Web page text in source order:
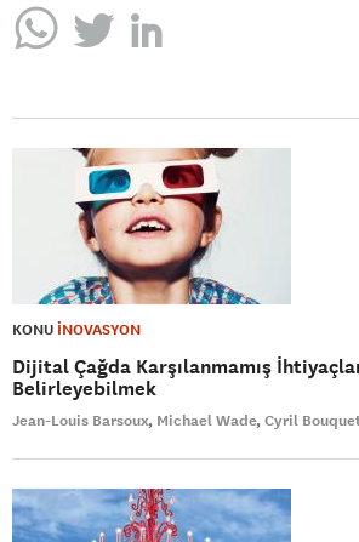
KONU İNOVASYON
Dijital Çağda Karşılanmamış
Belirleyebilmek
Jean-Louis Barsoux Michael Wade Cyril